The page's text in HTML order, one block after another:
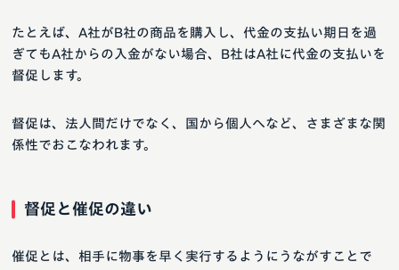
たとえば、A社がB社の商品を購入し、代金の支払い期日を過
ぎてもA社からの入金がない場合、B社はA社に代金の支払いを
督促します。
督促は、法人間だけでなく、国から個人へなど、さまざまな関
係性でおこなわれます。
督促と催促の違い
催促とは、相手に物事を早く実行するようにうながすことで